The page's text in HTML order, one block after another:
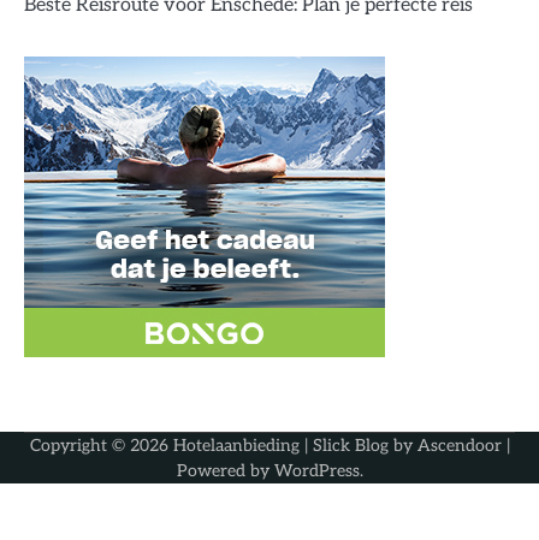
Beste Reisroute voor Enschede: Plan je perfecte reis
Copyright © 2026 Hotelaanbieding| Slick Blog by Ascendoor|
Powered by WordPress.